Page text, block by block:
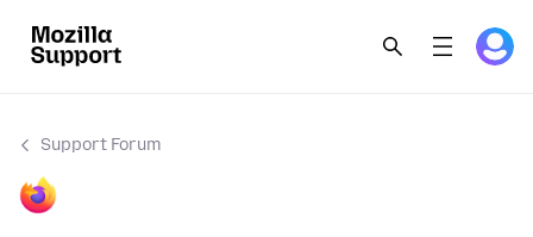
Support Forum